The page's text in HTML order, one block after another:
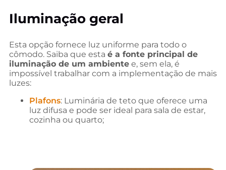
Iluminação geral
Esta opção fornece luz uniforme para todo o
cômodo. Saiba que esta é a fonte principal de
iluminação de um ambiente e, sem ela, é
impossível trabalhar com a implementação de mais
luzes:
Plafons: Luminária de teto que oferece uma
luz difusa e pode ser ideal para sala de estar,
cozinha ou quarto;